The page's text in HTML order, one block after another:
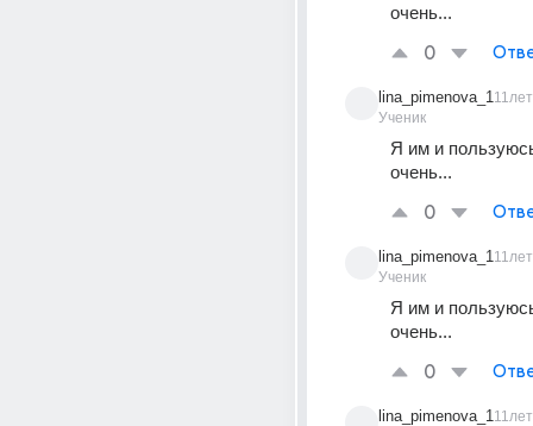
очень...
0
lina_pimenova_1
Ученик
11лет
Я им и
очень...
0
lina_pimenova_1
Ученик
11лет
Я им и
очень...
0
lina_pimenova_111лет